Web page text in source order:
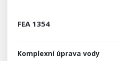
FEA 1354
Komplexní úprava vody